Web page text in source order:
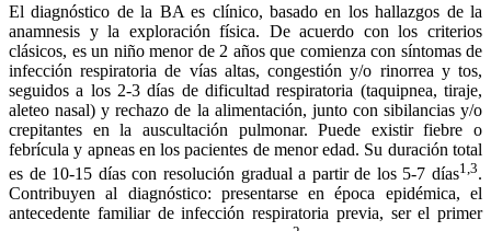
El diagnóstico de la BA es clínico, basado en los hallazgos de la
anamnesis y la exploración física. De acuerdo con los criterios
clásicos, es un niño menor de 2 años que comienza con síntomas de
infección respiratoria de vías altas, congestión y/o rinorrea y tos,
seguidos a los 2-3 días de dificultad respiratoria (taquipnea, tiraje,
aleteo nasal) y rechazo de la alimentación, junto con sibilancias y/o
crepitantes en la auscultación pulmonar. Puede existir fiebre o
febrícula y apneas en los pacientes de menor edad. Su duración total
es de 10-15 días con resolución gradual a partir de los 5-7 días1,3.
Contribuyen al diagnóstico: presentarse en época epidémica, el
antecedente familiar de infección respiratoria previa, ser el primer